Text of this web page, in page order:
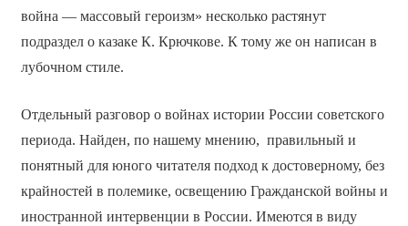
война — массовый героизм» несколько растянут
подраздел о казаке К. Крючкове. К тому же он написан в
лубочном стиле.
Отдельный разговор о войнах истории России советского
периода. Найден, по нашему мнению, правильный и
понятный для юного читателя подход к достоверному, без
крайностей в полемике, освещению Гражданской войны и
иностранной интервенции в России. Имеются в виду